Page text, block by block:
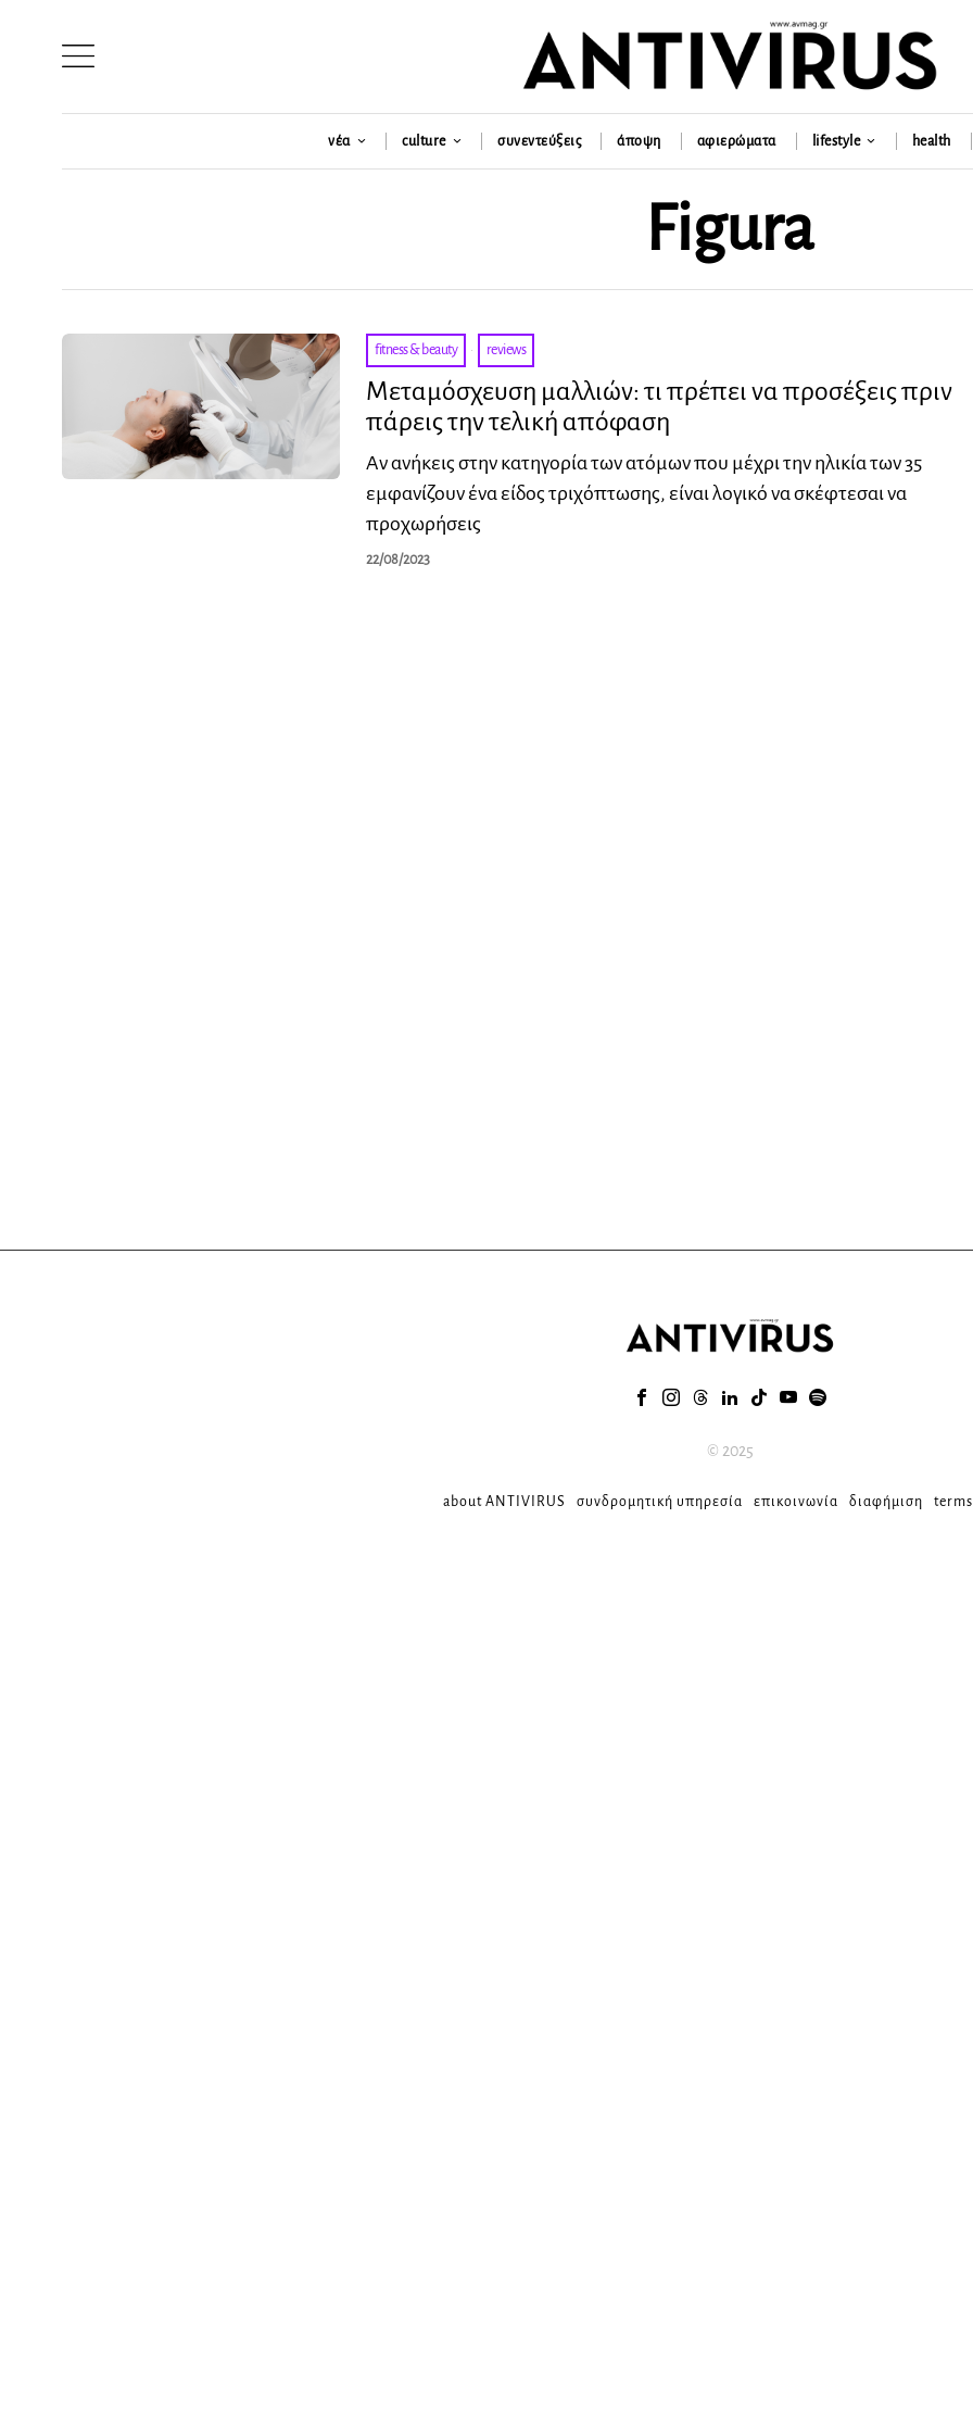
νέα culture συνεντεύξεις άποψη αφιερώματα lifestyle health
Figura
fitness & beauty · reviews
Μεταμόσχευση μαλλιών: τι πρέπει να προσέξεις πριν
πάρεις την τελική απόφαση
Αν ανήκεις στην κατηγορία των ατόμων που μέχρι την ηλικία των 35
εμφανίζουν ένα είδος τριχόπτωσης, είναι λογικό να σκέφτεσαι να
προχωρήσεις
22/08/2023
© 2025
about ANTIVIRUS συνδρομητική υπηρεσία επικοινωνία διαφήμιση